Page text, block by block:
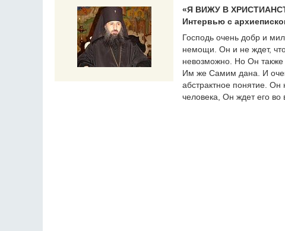
«Я ВИЖУ В
Интервью с
Господь очень добр и
немощи. Он и не ждет,
невозможно. Но Он также
Им же Самим дана. И
абстрактное понятие. Он
человека, Он ждет его во